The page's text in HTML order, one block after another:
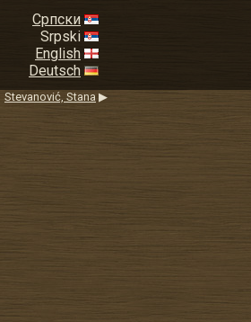
Српски
Srpski
English
Deutsch
Stevanović, Stana ▶